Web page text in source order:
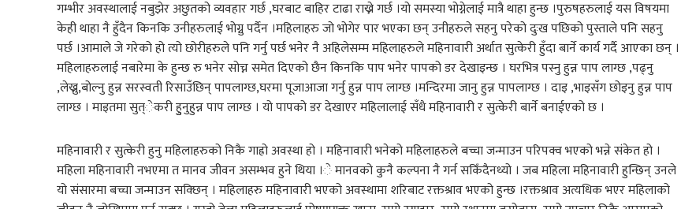
गम्भीर अवस्थालाई नबुझेर अछुतको व्यवहार गर्छ ,घरबाट बाहिर टाढा राख्ने गर्छ ।यो समस्या भोग्नेलाई मात्रै थाहा हुन्छ ।पुरुषहरुलाई यस विषयमा
केही थाहा नै हुँदैन किनकि उनीहरुलाई भोग्नु पर्दैन ।महिलाहरु जो भोगेर पार भएका छन् उनीहरुले सहनु परेको दुःख पछिको पुस्ताले पनि सहनु
पर्छ ।आमाले जे गरेको हो त्यो छोरीहरुले पनि गर्नु पर्छ भनेर नै अहिलेसम्म महिलाहरुले महिनावारी अर्थात सुत्केरी हुँदा बार्ने कार्य गर्दै आएका छन् ।
महिलाहरुलाई नबारेमा के हुन्छ रु भनेर सोच्न समेत दिएको छैन किनकि पाप भनेर पापको डर देखाइन्छ । घरभित्र पस्नु हुन्न पाप लाग्छ ,पढ्नु
,लेख्नु,बोल्नु हुन्न सरस्वती रिसाउँछिन् पापलाग्छ,घरमा पूजाआजा गर्नु हुन्न पाप लाग्छ ।मन्दिरमा जानु हुन्न पापलाग्छ । दाइ ,भाइसँग छोइनु हुन्न पाप
लाग्छ । माइतमा सुत्ेकरी हुुनुहुन्न पाप लाग्छ । यो पापको डर देखाएर महिलालाई सँधै महिनावारी र सुत्केरी बार्ने बनाईएको छ ।
महिनावारी र सुत्केरी हुनु महिलाहरुको निकै गाह्रो अवस्था हो । महिनावारी भनेको महिलाहरुले बच्चा जन्माउन परिपक्व भएको भन्ने संकेत हो ।
महिला महिनावारी नभएमा त मानव जीवन असम्भव हुने थिया ।े मानवको कुनै कल्पना नै गर्न सकिँदैनथ्यो । जब महिला महिनावारी हुन्छिन् उनले
यो संसारमा बच्चा जन्माउन सक्छिन् । महिलाहरु महिनावारी भएको अवस्थामा शरिबाट रक्तश्राव भएको हुन्छ ।रक्तश्राव अत्यधिक भएर महिलाको